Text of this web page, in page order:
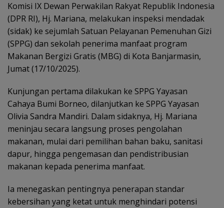
Komisi IX Dewan Perwakilan Rakyat Republik Indonesia
(DPR RI), Hj. Mariana, melakukan inspeksi mendadak
(sidak) ke sejumlah Satuan Pelayanan Pemenuhan Gizi
(SPPG) dan sekolah penerima manfaat program
Makanan Bergizi Gratis (MBG) di Kota Banjarmasin,
Jumat (17/10/2025).
Kunjungan pertama dilakukan ke SPPG Yayasan
Cahaya Bumi Borneo, dilanjutkan ke SPPG Yayasan
Olivia Sandra Mandiri. Dalam sidaknya, Hj. Mariana
meninjau secara langsung proses pengolahan
makanan, mulai dari pemilihan bahan baku, sanitasi
dapur, hingga pengemasan dan pendistribusian
makanan kepada penerima manfaat.
Ia menegaskan pentingnya penerapan standar
kebersihan yang ketat untuk menghindari potensi